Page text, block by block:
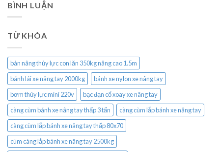
BÌNH LUẬN
TỪ KHÓA
bàn nâng thủy lực con lăn 350kg nâng cao 1.5m
bánh lái xe nâng tay 2000kg
bánh xe nylon xe nâng tay
bơm thủy lực mini 220v
bạc đạn cổ xoay xe nâng tay
càng cùm bánh xe nâng tay thấp 3 tấn
càng cùm lắp bánh xe nâng tay
càng cùm lắp bánh xe nâng tay thấp 80x70
cùm càng lắp bánh xe nâng tay 2500kg